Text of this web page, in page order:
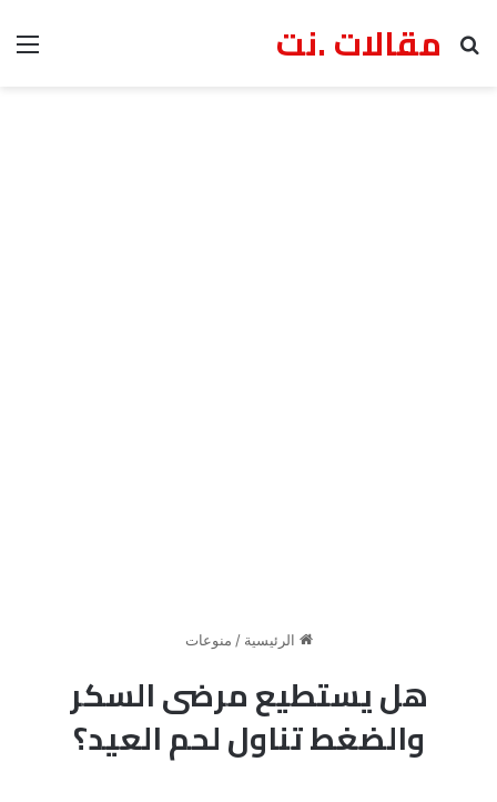
مقالات .نت
بحث عن
الرئيسية / منوعات
هل يستطيع مرضى السكر
والضغط تناول لحم العيد؟